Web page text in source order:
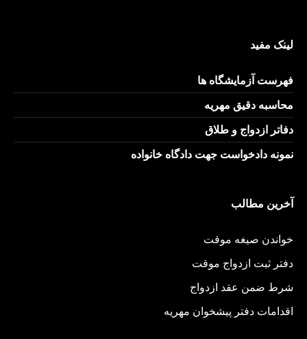
لینک مفید
فهرست آزمایشگاه ها
محاسبه دقیق مهریه
دفاتر ازدواج و طلاق
نمونه دادخواست جهت دادگاه خانواده
آخرین مطالب
خواندن صیغه موقت
دفتر ثبت ازدواج موقت
شرط ضمن عقد ازدواج
اقدامات دفتر پیشخوان مهریه